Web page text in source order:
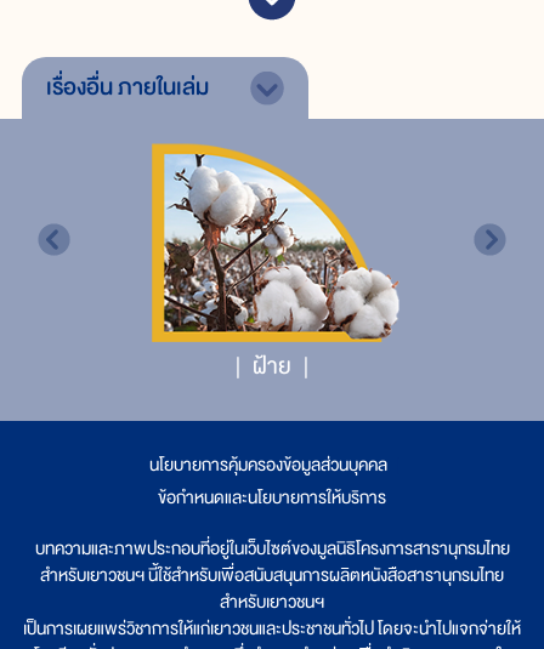
เรื่องอื่นภายในเล่ม
ฝ้าย
นโยบายการคุ้มครองข้อมูลส่วนบุคคล
ข้อกำหนดและนโยบายการให้บริการ
บทความและภาพประกอบที่อยู่ในเว็บไซต์ของมูลนิธิโครงการสารานุกรมไทย
สำหรับเยาวชนฯ นี้ใช้สำหรับเพื่อสนับสนุนการผลิตหนังสือสารานุกรมไทย
สำหรับเยาวชนฯ
เป็นการเผยแพร่วิชาการให้แก่เยาวชนและประชาชนทั่วไป โดยจะนำไปแจกจ่ายให้